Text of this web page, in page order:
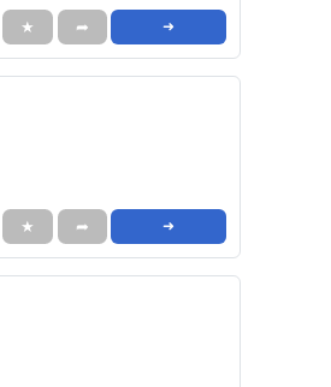
★ ➦ ➜
★ ➦ ➜